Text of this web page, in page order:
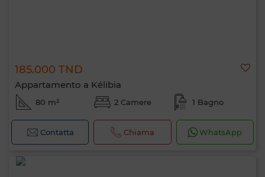
185.000 TND
Appartamento a Kélibia
80 m² 2 Camere 1 Bagno
Contatta Chiama WhatsApp